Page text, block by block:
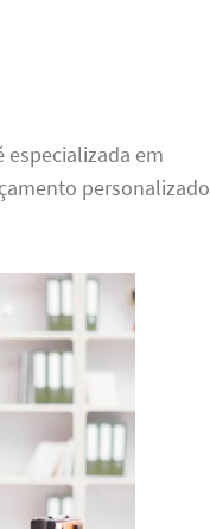
especializada em
personalizado